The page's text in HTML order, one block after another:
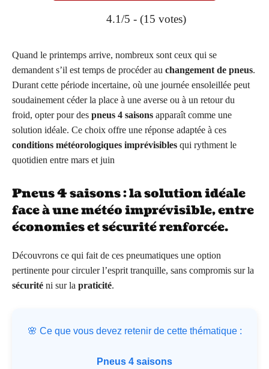
4.1/5 - (15 votes)
Quand le printemps arrive, nombreux sont ceux qui se
demandent s’il est temps de procéder au changement de pneus.
Durant cette période incertaine, où une journée ensoleillée peut
soudainement céder la place à une averse ou à un retour du
froid, opter pour des pneus 4 saisons apparaît comme une
solution idéale. Ce choix offre une réponse adaptée à ces
conditions météorologiques imprévisibles qui rythment le
quotidien entre mars et juin
Pneus 4 saisons : la solution idéale
face à une météo imprévisible, entre
économies et sécurité renforcée.
Découvrons ce qui fait de ces pneumatiques une option
pertinente pour circuler l’esprit tranquille, sans compromis sur la
sécurité ni sur la praticité.
🌸 Ce que vous devez retenir de cette thématique :
Pneus 4 saisons